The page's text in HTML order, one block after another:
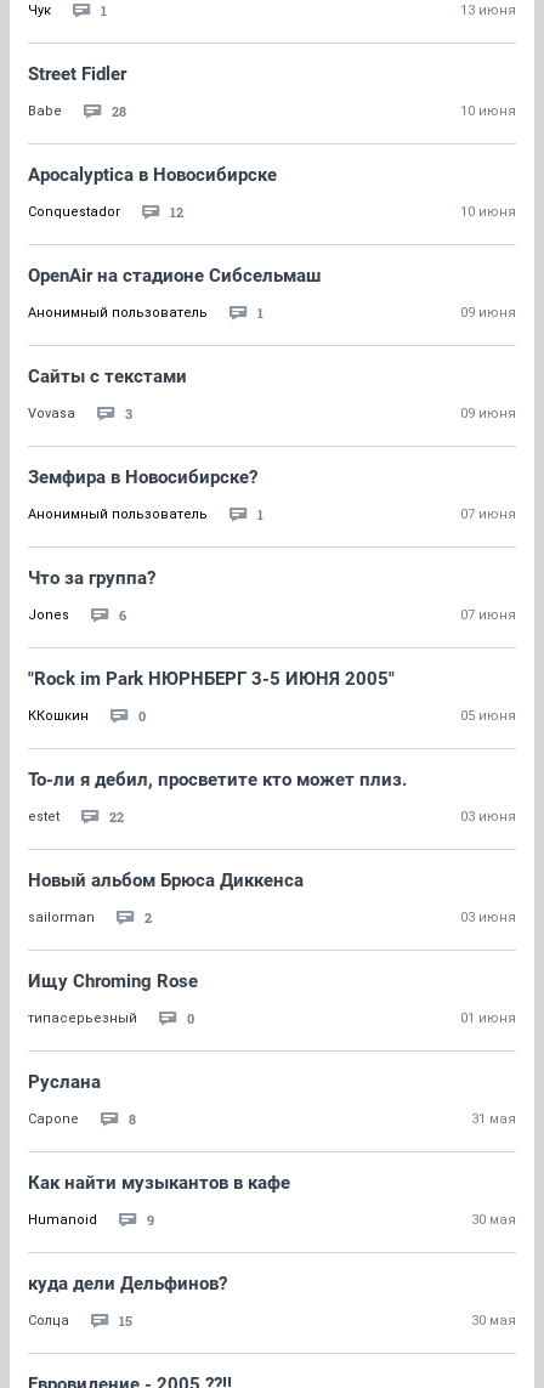
Чук 1 13 июня
Street Fidler
Babe 28 10 июня
Apocalyptica в Новосибирске
Conquestador 12 10 июня
OpenAir на стадионе Сибсельмаш
Анонимный пользователь 1 09 июня
Сайты с текстами
Vovasa 3 09 июня
Земфира в Новосибирске?
Анонимный пользователь 1 07 июня
Что за группа?
Jones 6 07 июня
"Rock im Park НЮРНБЕРГ 3-5 ИЮНЯ 2005"
ККошкин 0 05 июня
То-ли я дебил, просветите кто может плиз.
estet 22 03 июня
Новый альбом Брюса Диккенса
sailorman 2 03 июня
Ищу Chroming Rose
типасерьезный 0 01 июня
Руслана
Capone 8 31 мая
Как найти музыкантов в кафе
Humanoid 9 30 мая
куда дели Дельфинов?
Солца 15 30 мая